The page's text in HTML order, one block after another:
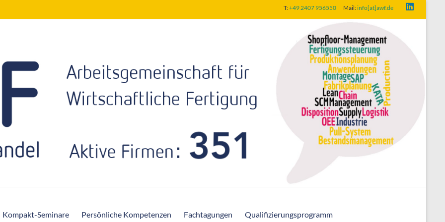
T:+49 2407 956550 Mail:info[at]awf.de
Kompakt-Seminare Persönliche Kompetenzen Fachtagungen Qualifizierungsprogramm